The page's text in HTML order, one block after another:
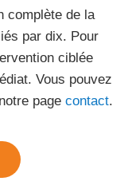
complète de la
par dix. Pour
ciblée
Vous pouvez
page contact.